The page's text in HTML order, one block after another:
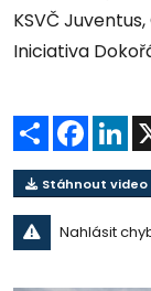
KSVČ
Iniciativa
Sdílet
Stáhnout video
Nahlásit